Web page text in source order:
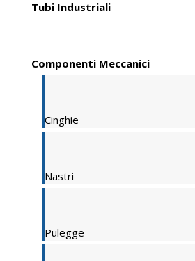
Tubi Industriali
Componenti Meccanici
Cinghie
Nastri
Pulegge